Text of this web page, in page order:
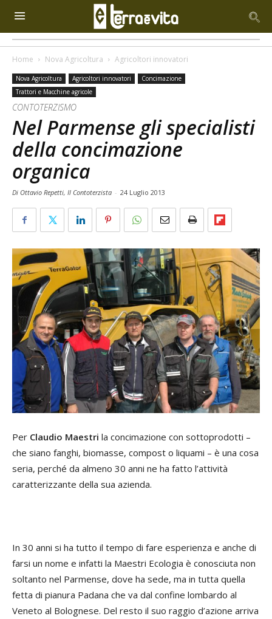
Home Nova Agricoltura Agricoltori innovatori
Nova Agricoltura Agricoltori innovatori
Concimazione
Trattori e Macchine agricole
CONTOTERZISMO
Nel Parmense gli specialisti
della concimazione
organica
Di Ottavio Repetti, Il Contoterzista - 24 Luglio 2013
Per Claudio Maestri la concimazione con sottoprodotti –
che siano fanghi, biomasse, compost o liquami – è una cosa
seria, perché da almeno 30 anni ne ha fatto l’attività
caratterizzante della sua azienda.
In 30 anni si ha tutto il tempo di fare esperienza e anche di
farsi un nome e infatti la Maestri Ecologia è conosciuta non
soltanto nel Parmense, dove ha sede, ma in tutta quella
fetta di pianura Padana che va dal confine lombardo al
Veneto al Bolognese. Del resto il suo raggio d’azione arriva